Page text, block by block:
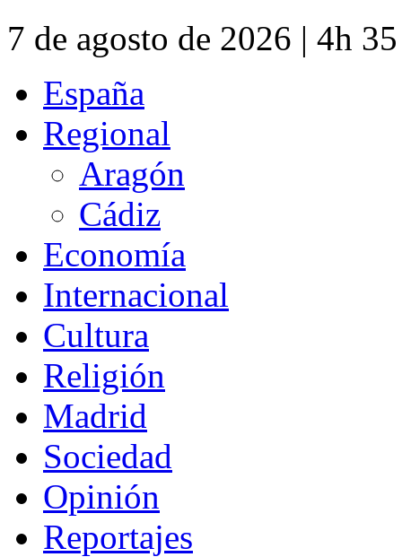
7 de agosto de 2026 | 4h
España
Regional
Aragón
Cádiz
Economía
Internacional
Cultura
Religión
Madrid
Sociedad
Opinión
Reportajes